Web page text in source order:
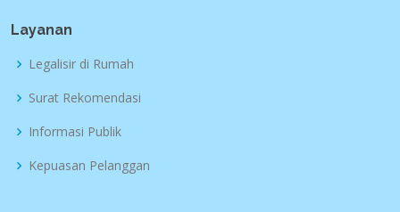
Layanan
Legalisir di Rumah
Surat Rekomendasi
Informasi Publik
Kepuasan Pelanggan